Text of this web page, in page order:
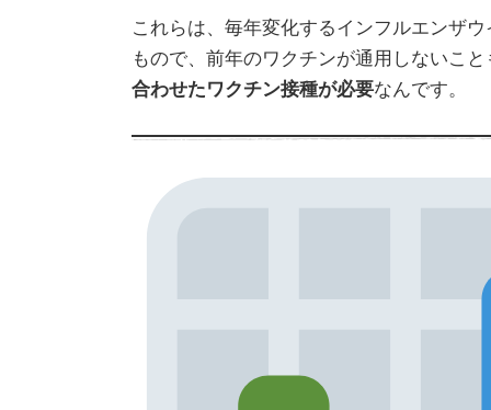
これらは、毎年変化するインフルエンザウ
もので、前年のワクチンが通用しないこ
合わせたワクチン接種が必要なんです。